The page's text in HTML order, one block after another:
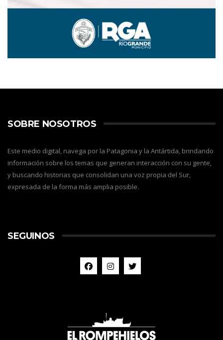
SOBRE NOSOTROS
Este medio digital, navega por la Patagonia y la Antártida, brindando
información sobre los temas que generan interacción con su gente,
y buscando historias que consolidan una voz propia del Sur,
expresada de la forma más amplia posible.
SEGUINOS